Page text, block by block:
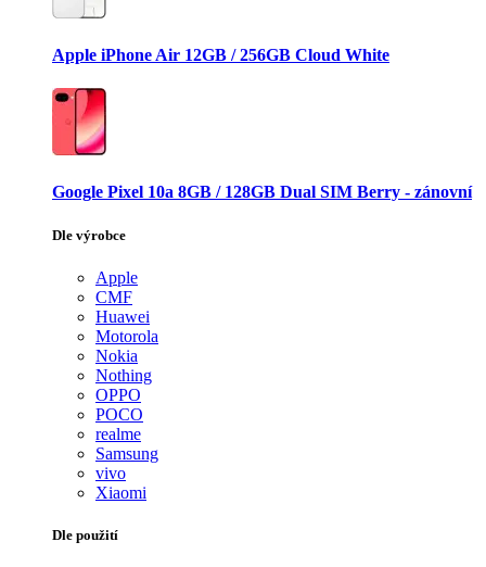
Apple iPhone Air 12GB / 256GB Cloud White
Google Pixel 10a 8GB / 128GB Dual SIM Berry - zánovní
Dle výrobce
Apple
CMF
Huawei
Motorola
Nokia
Nothing
OPPO
POCO
realme
Samsung
vivo
Xiaomi
Dle použití